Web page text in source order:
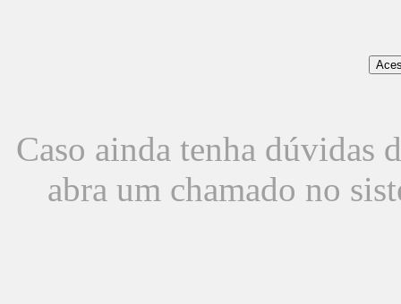
Caso ainda tenha dúvidas
abra um chamado no